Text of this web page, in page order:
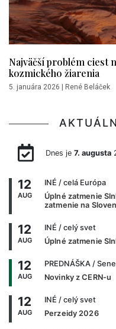
Najväčší problém ciest
kozmického žiarenia
5. januára 2026 René Beláček
Dnes je 7. augusta
12
AUG
INÉ / celá Európa
Úplné zatmenie
zatmenie na
12
AUG
INÉ / celý svet
Úplné zatmenie
12
AUG
PREDNÁŠKA /
Novinky z CERN-u
12
AUG
INÉ / celý svet
Perzeidy 2026